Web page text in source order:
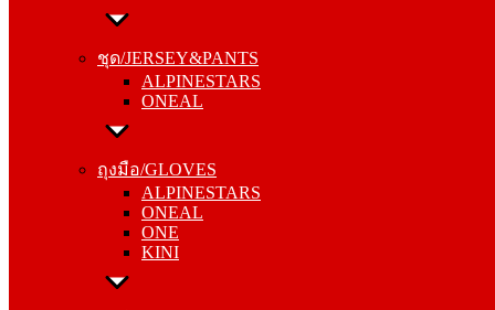
ชุด/JERSEY&PANTS
ALPINESTARS
ONEAL
ถุงมือ/GLOVES
ALPINESTARS
ONEAL
ONE
KINI
ชุด/JERSEY&PANTS
ONEAL
ถุงมือ/GLOVES
ONEAL
ONE
KINI
การ์ด/PROTECTOR